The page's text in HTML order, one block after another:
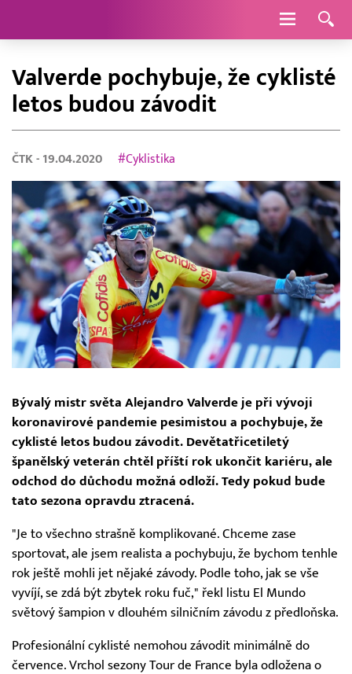
Navigace
Valverde pochybuje, že cyklisté
letos budou závodit
ČTK - 19.04.2020 #Cyklistika
Bývalý mistr světa Alejandro Valverde je při vývoji
koronavirové pandemie pesimistou a pochybuje, že
cyklisté letos budou závodit. Devětatřicetiletý
španělský veterán chtěl příští rok ukončit kariéru, ale
odchod do důchodu možná odloží. Tedy pokud bude
tato sezona opravdu ztracená.
"Je to všechno strašně komplikované. Chceme zase
sportovat, ale jsem realista a pochybuju, že bychom tenhle
rok ještě mohli jet nějaké závody. Podle toho, jak se vše
vyvíjí, se zdá být zbytek roku fuč," řekl listu El Mundo
světový šampion v dlouhém silničním závodu z předloňska.
Profesionální cyklisté nemohou závodit minimálně do
července. Vrchol sezony Tour de France byla odložena o